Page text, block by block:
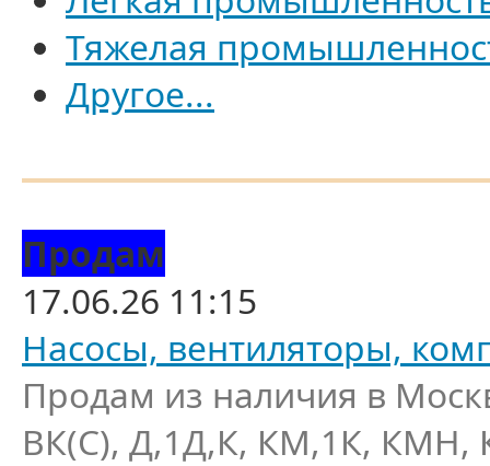
Тяжелая
Другое...
Продам
17.06.26 11:15
Насосы, вентиляторы,
Продам из наличия в
ВК(С), Д,1Д,К, КМ,1К, КМН,